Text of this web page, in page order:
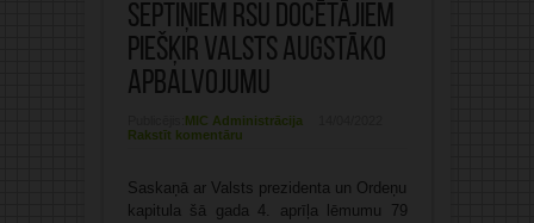
Septiņiem RSU docētājiem
piešķir Valsts augstāko
apbalvojumu
MIC Administrācija
Rakstīt komentāru
Saskaņā ar Valsts prezidenta un Ordeņu
kapitula šā gada 4. aprīļa lēmumu 79